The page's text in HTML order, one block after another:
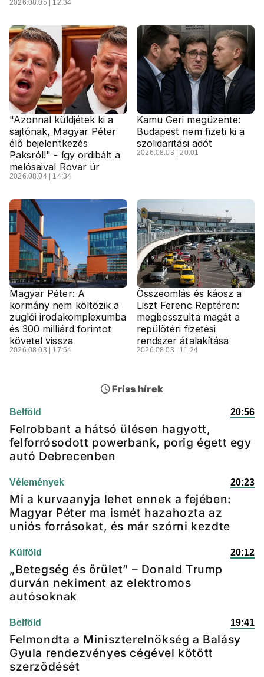
2026.08.05 | 12:34
"Azonnal küldjétek ki a
sajtónak, Magyar Péter
élő bejelentkezés
Paksról!" - így ordibált a
melósaival Rovar úr
2026.08.04 | 14:34
Kamu Geri megüzente:
Budapest nem fizeti ki a
szolidaritási adót
2026.08.03 | 20:01
Magyar Péter: A
kormány nem költözik a
zuglói irodakomplexumba
és 300 milliárd forintot
követel vissza
2026.08.03 | 17:54
Összeomlás és káosz a
Liszt Ferenc Reptéren:
megbosszulta magát a
repülőtéri fizetési
rendszer átalakítása
2026.08.03 | 11:24
Friss hírek
Belföld 20:56
Felrobbant a hátsó ülésen hagyott,
felforrósodott powerbank, porig égett egy
autó Debrecenben
Vélemények 20:23
Mi a kurvaanyja lehet ennek a fejében:
Magyar Péter ma ismét hazahozta az
uniós forrásokat, és már szórni kezdte
Külföld 20:12
„Betegség és őrület” – Donald Trump
durván nekiment az elektromos
autósoknak
Belföld 19:41
Felmondta a Miniszterelnökség a Balásy
Gyula rendezvényes cégével kötött
szerződését